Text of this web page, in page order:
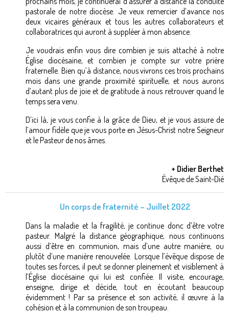
pastorale de notre diocèse. Je veux remercier d’avance nos
deux vicaires généraux et tous les autres collaborateurs et
collaboratrices qui auront à suppléer à mon absence.
Je voudrais enfin vous dire combien je suis attaché à notre
Église diocésaine, et combien je compte sur votre prière
fraternelle. Bien qu’à distance, nous vivrons ces trois prochains
mois dans une grande proximité spirituelle, et nous aurons
d’autant plus de joie et de gratitude à nous retrouver quand le
temps sera venu.
D’ici là, je vous confie à la grâce de Dieu, et je vous assure de
l’amour fidèle que je vous porte en Jésus-Christ notre Seigneur
et le Pasteur de nos âmes.
+ Didier Berthet
Évêque de Saint-Dié
Un corps de fraternité – Juillet 2022
Dans la maladie et la fragilité, je continue donc d’être votre
pasteur. Malgré la distance géographique, nous continuons
aussi d’être en communion, mais d’une autre manière, ou
plutôt d’une manière renouvelée. Lorsque l’évêque dispose de
toutes ses forces, il peut se donner pleinement et visiblement à
l’Église diocésaine qui lui est confiée. Il visite, encourage,
enseigne, dirige et décide, tout en écoutant beaucoup
évidemment ! Par sa présence et son activité, il œuvre à la
cohésion et à la communion de son troupeau.